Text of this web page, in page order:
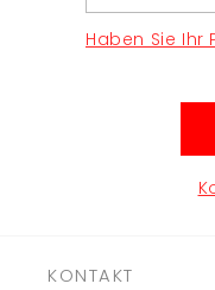
Haben Sie Ihr
KONTAKT